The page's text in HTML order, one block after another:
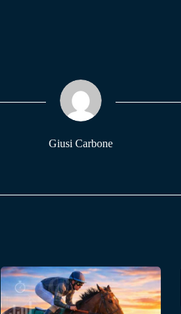
Giusi Carbone